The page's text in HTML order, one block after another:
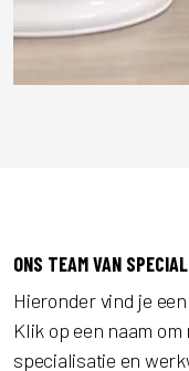
ONS TEAM VAN
Hieronder vind je
Klik op een naam
specialisatie en